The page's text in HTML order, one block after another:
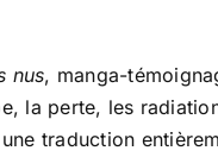
nus, manga-
la perte, les
traduction